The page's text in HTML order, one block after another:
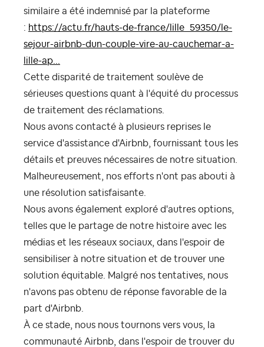
similaire a été indemnisé par la plateforme
: https://actu.fr/hauts-de-france/lille_59350/le-
sejour-airbnb-dun-couple-vire-au-cauchemar-a-
lille-ap...
Cette disparité de traitement soulève de
sérieuses questions quant à l'équité du processus
de traitement des réclamations.
Nous avons contacté à plusieurs reprises le
service d'assistance d'Airbnb, fournissant tous les
détails et preuves nécessaires de notre situation.
Malheureusement, nos efforts n'ont pas abouti à
une résolution satisfaisante.
Nous avons également exploré d'autres options,
telles que le partage de notre histoire avec les
médias et les réseaux sociaux, dans l'espoir de
sensibiliser à notre situation et de trouver une
solution équitable. Malgré nos tentatives, nous
n'avons pas obtenu de réponse favorable de la
part d'Airbnb.
À ce stade, nous nous tournons vers vous, la
communauté Airbnb, dans l'espoir de trouver du